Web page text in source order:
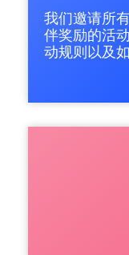
我们邀请所
伴奖励的活
动规则以及